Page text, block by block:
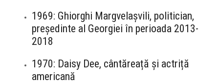
1969: Ghiorghi Margvelașvili, politician,
președinte al Georgiei în perioada 2013-
2018
1970: Daisy Dee, cântăreață și actriță
americană